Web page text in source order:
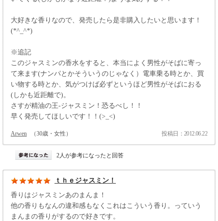
大好きな香りなので、発売したら是非購入したいと思います！
(*^_^*)
※追記
このジャスミンの香水をすると、本当によく男性がそばに寄っ
て来ます(ナンパとかそういうのじゃなく）電車乗る時とか、買
い物する時とか、気がつけば必ずというほど男性がそばにおる
(しかも近距離で)。
さすが精油の王-ジャスミン！恐るべし！！
早く発売してほしいです！！(>_<)
Arwen （30歳・女性） 投稿日：2012.06.22
2人が参考になったと回答
ｔｈｅジャスミン！
香りはジャスミンあのまんま！
他の香りもなんの違和感もなくこれはこういう香り。っていう
まんまの香りがするので好きです。